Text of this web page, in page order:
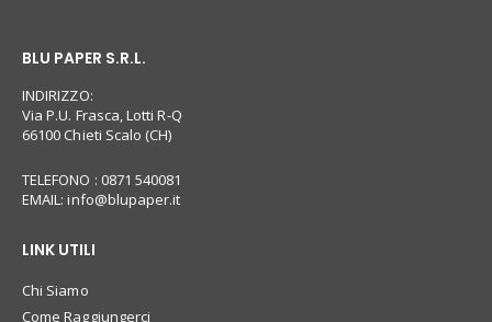
BLU PAPER S.R.L.
INDIRIZZO:
Via P.U. Frasca, Lotti R-Q
66100 Chieti Scalo (CH)
TELEFONO : 0871 540081
EMAIL:info@blupaper.it
LINK UTILI
Chi Siamo
Come Raggiungerci